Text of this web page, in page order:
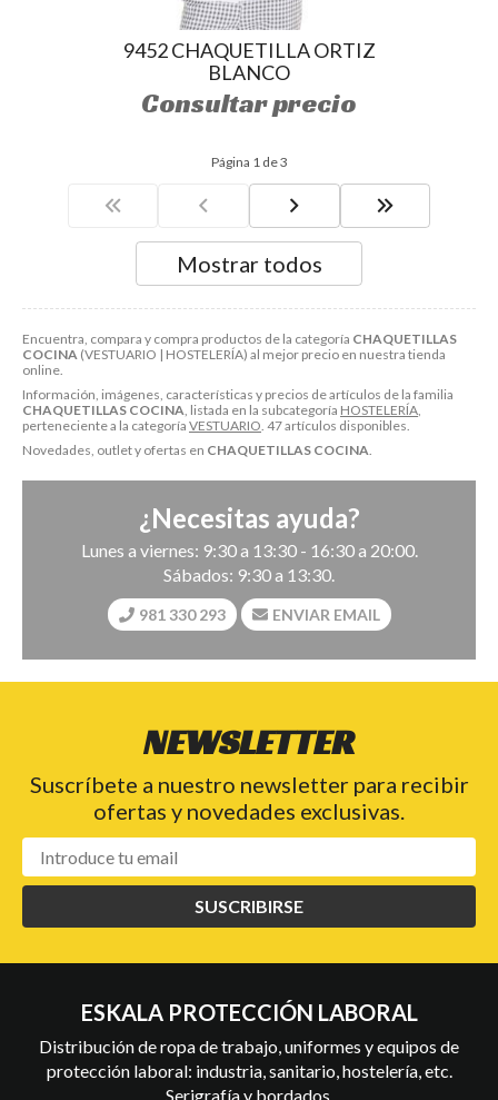
Encuentra, compara y compra productos de la categoría CHAQUETILLAS
COCINA (VESTUARIO | HOSTELERÍA) al mejor precio en nuestra tienda
online.
Información, imágenes, características y precios de artículos de la familia
CHAQUETILLAS COCINA, listada en la subcategoría HOSTELERÍA,
perteneciente a la categoría VESTUARIO. 47 artículos disponibles.
Novedades, outlet y ofertas en CHAQUETILLAS COCINA.
9452 CHAQUETILLA ORTIZ
BLANCO
Consultar precio
Página 1 de 3
Mostrar todos
¿Necesitas ayuda?
Lunes a viernes: 9:30 a 13:30 - 16:30 a 20:00.
Sábados: 9:30 a 13:30.
981 330 293 ENVIAR EMAIL
NEWSLETTER
Suscríbete a nuestro newsletter para recibir
ofertas y novedades exclusivas.
SUSCRIBIRSE
ESKALA PROTECCIÓN LABORAL
Distribución de ropa de trabajo, uniformes y equipos de
protección laboral: industria, sanitario, hostelería, etc.
Serigrafía y bordados.